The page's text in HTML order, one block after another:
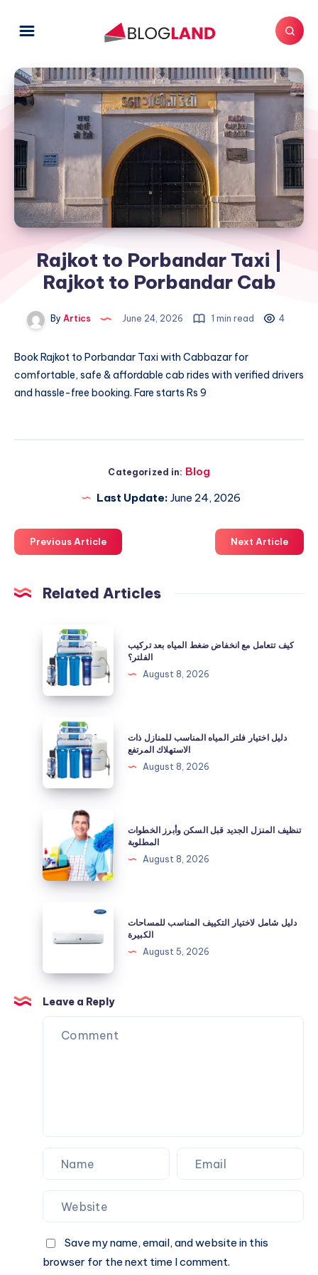
Rajkot to Porbandar Taxi |
Rajkot to Porbandar Cab
By Artics June 24, 2026 1 min read 4
BookRajkot to Porbandar Taxiwith Cabbazar for
comfortable, safe & affordable cab rides with verified drivers
and hassle-free booking. Fare starts Rs 9
Categorized in: Blog
Last Update: June 24, 2026
Previous Article Next Article
Related Articles
كيف
تتعامل
مع
انخفاض
ضغط
المياه
تركيب
الفلتر؟
كيف تتعامل مع انخفاض ضغط المياه بعد تركيب
الفلتر؟
August 8, 2026
دليل
اختيار
فلتر
المياه
المناسب
الاستهلاك
المرتفع
دليل اختيار فلتر المياه المناسب للمنازل ذات
الاستهلاك المرتفع
August 8, 2026
المنزل
الجديد
قبل
السكن
المطلوبة
تنظيف المنزل الجديد قبل السكن وأبرز الخطوات
المطلوبة
August 8, 2026
لاختيار
المناسب
للمساحات
الكبيرة
دليل شامل لاختيار التكييف المناسب للمساحات
الكبيرة
August 5, 2026
Leave a Reply
Save my name, email, and website in this
browser for the next time I comment.